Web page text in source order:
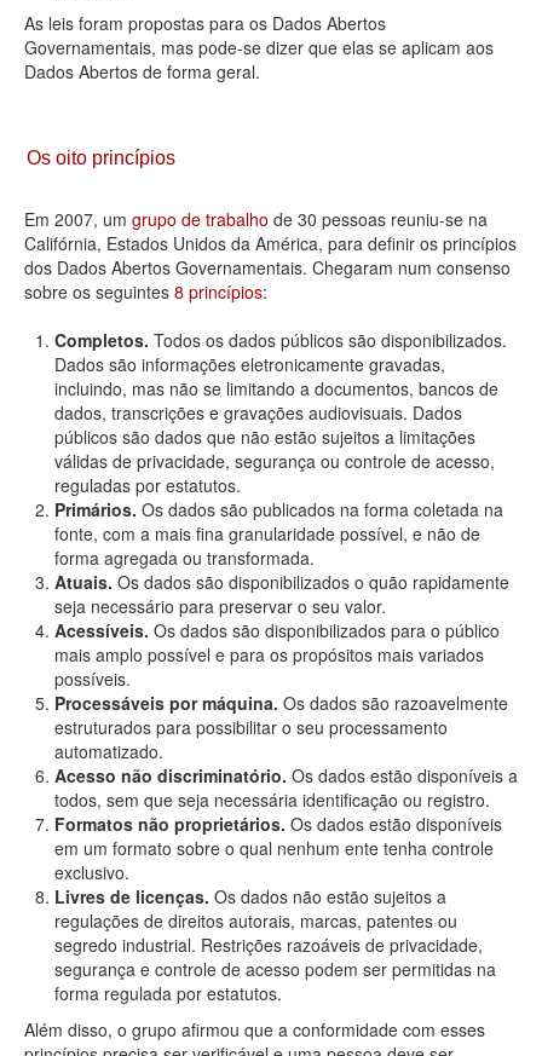
As leis foram propostas para os Dados Abertos
Governamentais, mas pode-se dizer que elas se aplicam aos
Dados Abertos de forma geral.
Os oito princípios
Em 2007, um grupo de trabalho de 30 pessoas reuniu-se na
Califórnia, Estados Unidos da América, para definir os princípios
dos Dados Abertos Governamentais. Chegaram num consenso
sobre os seguintes 8 princípios:
Completos. Todos os dados públicos são disponibilizados.
Dados são informações eletronicamente gravadas,
incluindo, mas não se limitando a documentos, bancos de
dados, transcrições e gravações audiovisuais. Dados
públicos são dados que não estão sujeitos a limitações
válidas de privacidade, segurança ou controle de acesso,
reguladas por estatutos.
Primários. Os dados são publicados na forma coletada na
fonte, com a mais fina granularidade possível, e não de
forma agregada ou transformada.
Atuais. Os dados são disponibilizados o quão rapidamente
seja necessário para preservar o seu valor.
Acessíveis. Os dados são disponibilizados para o público
mais amplo possível e para os propósitos mais variados
possíveis.
Processáveis por máquina. Os dados são razoavelmente
estruturados para possibilitar o seu processamento
automatizado.
Acesso não discriminatório. Os dados estão disponíveis a
todos, sem que seja necessária identificação ou registro.
Formatos não proprietários. Os dados estão disponíveis
em um formato sobre o qual nenhum ente tenha controle
exclusivo.
Livres de licenças. Os dados não estão sujeitos a
regulações de direitos autorais, marcas, patentes ou
segredo industrial. Restrições razoáveis de privacidade,
segurança e controle de acesso podem ser permitidas na
forma regulada por estatutos.
Além disso, o grupo afirmou que a conformidade com esses